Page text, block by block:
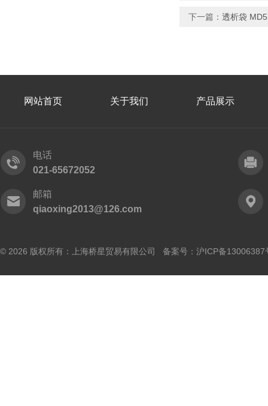
下一篇： 透析袋
网站首页 关于我们 产品展示
电话
021-65672052
邮箱
qiaoxing2013@126.com
© 2026 版权所有：上海桥星贸易有限公司 备案号： 沪ICP备13006387